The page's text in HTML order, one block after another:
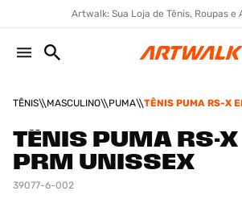
Artwalk: Sua Loja de Tênis, Roupas e
TÊNIS MASCULINO PUMA TÊNIS PUMA RS-X
TÊNIS PUMA RS-X
PRM UNISSEX
39077-6-002